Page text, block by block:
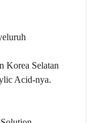
Korea Selatan
Acid-nya.